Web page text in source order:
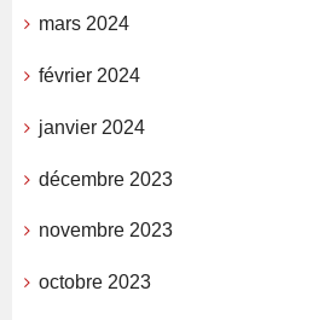
mars 2024
février 2024
janvier 2024
décembre 2023
novembre 2023
octobre 2023